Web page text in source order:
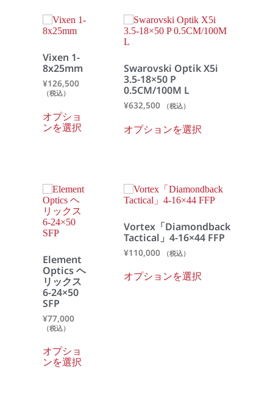
Vixen 1-
8x25mm
¥126,500
（税込）
オプショ
ンを選択
Swarovski Optik X5i
3.5-18×50 P
0.5CM/100M L
¥632,500 （税込）
オプションを選択
Element
Optics ヘ
リックス
6-24×50
SFP
¥77,000
（税込）
オプショ
ンを選択
Vortex「Diamondback
Tactical」4-16×44 FFP
¥110,000 （税込）
オプションを選択